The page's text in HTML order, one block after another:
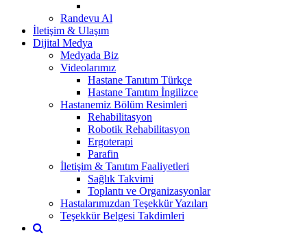
Randevu Al
İletişim & Ulaşım
Dijital Medya
Medyada Biz
Videolarımız
Hastane Tanıtım Türkçe
Hastane Tanıtım İngilizce
Hastanemiz Bölüm Resimleri
Rehabilitasyon
Robotik Rehabilitasyon
Ergoterapi
Parafin
İletişim & Tanıtım Faaliyetleri
Sağlık Takvimi
Toplantı ve Organizasyonlar
Hastalarımızdan Teşekkür Yazıları
Teşekkür Belgesi Takdimleri